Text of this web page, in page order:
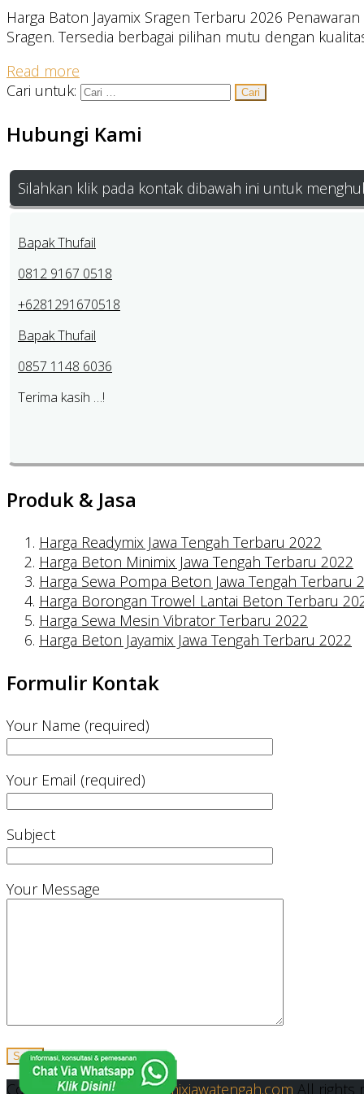
Harga Baton Jayamix Sragen Terbaru 2026
Sragen. Tersedia berbagai pilihan mutu dengan
Read more
Cari untuk:
Hubungi Kami
Silahkan klik pada kontak dibawah ini untuk
Bapak Thufail
0812 9167 0518
+6281291670518
Bapak Thufail
0857 1148 6036
Terima kasih …!
Produk & Jasa
Harga Readymix Jawa Tengah Terbaru 2022
Harga Beton Minimix Jawa Tengah Terbaru 2022
Harga Sewa Pompa Beton Jawa Tengah Terbaru
Harga Borongan Trowel Lantai Beton Terbaru
Harga Sewa Mesin Vibrator Terbaru 2022
Harga Beton Jayamix Jawa Tengah Terbaru 2022
Formulir Kontak
Your Name (required)
Your Email (required)
Subject
Your Message
Copyright © 2019 Readymixjawatengah.com All rights